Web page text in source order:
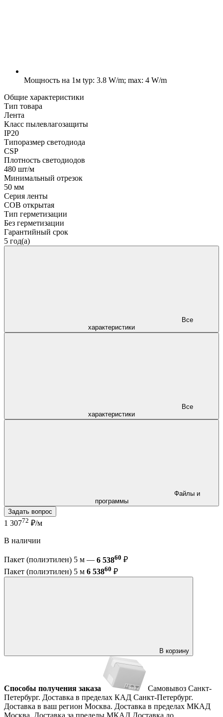
Мощность на 1м typ: 3.8 W/m; max: 4 W/m
Общие характеристики
Тип товара
Лента
Класс пылевлагозащиты
IP20
Типоразмер светодиода
CSP
Плотность светодиодов
480 шт/м
Минимальный отрезок
50 мм
Серия ленты
COB открытая
Тип герметизации
Без герметизации
Гарантийный срок
5 год(а)
характеристики
характеристики
программы
Задать вопрос
1 30772 ₽/м
В наличии
Пакет (полиэтилен) 5 м — 6 53860 ₽
Пакет (полиэтилен) 5 м 6 53860 ₽
В корзину
Способы получения заказа Самовывоз Санкт-
Петербург. Доставка в пределах КАД Санкт-Петербург.
Доставка в ваш регион Москва. Доставка в пределах МКАД
Москва. Доставка за пределы МКАД Доставка до